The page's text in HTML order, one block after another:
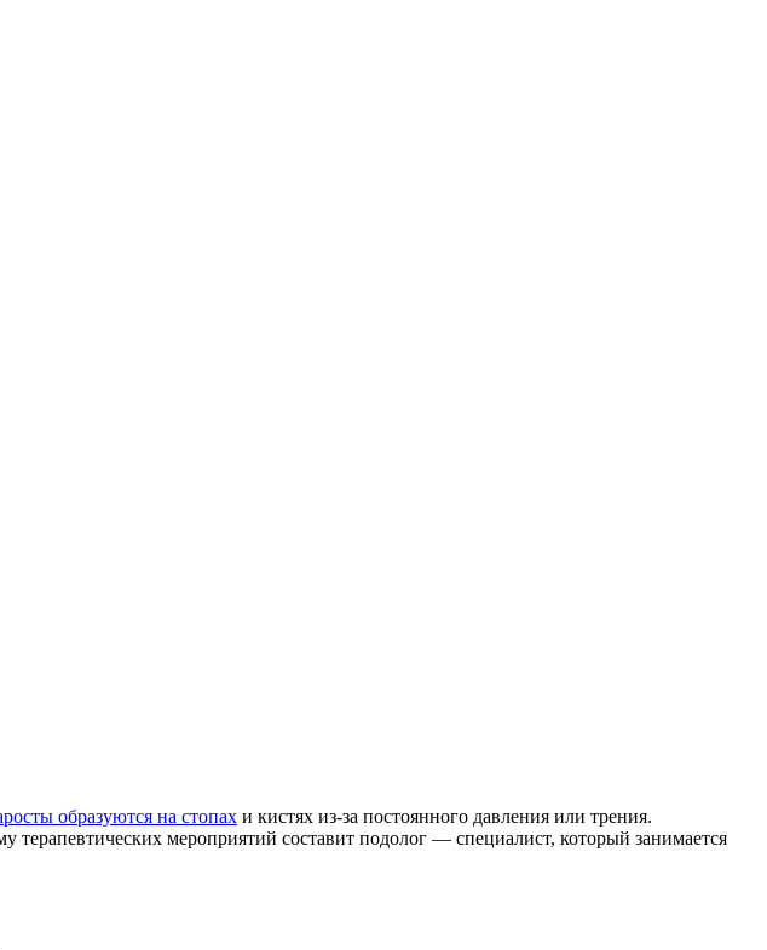
образуются на стопах и кистях из-за постоянного давления или трения.
мероприятий составит подолог — специалист, который занимается